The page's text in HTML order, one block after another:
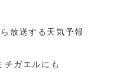
放送する天気予報
チガエルにも